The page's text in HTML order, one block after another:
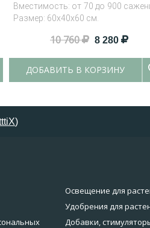
Вместимость: от 70 до 900
Размер: 60х40х60 см.
10 760 8 280
ДОБАВИТЬ В КОРЗИНУ
)
Освещение для
Удобрения для
Добавки,